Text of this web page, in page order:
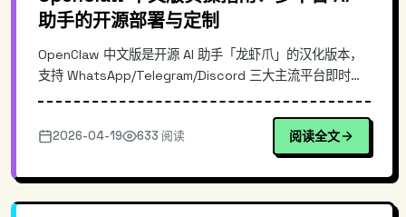
助手的开源部署与定制
OpenClaw 中文版是开源 AI 助手「龙虾爪」的汉化版本，
支持 WhatsApp/Telegram/Discord 三大主流平台即时同
异，提供 Docker 环境下的完整安装流程与 CLI 常用命令示
例，帮助开发者快速搭建私有化 AI 对话服务。
2026-04-19 633 阅读 阅读全文